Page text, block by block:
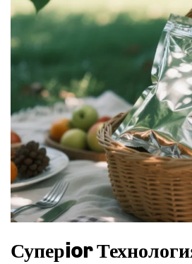
Суперior